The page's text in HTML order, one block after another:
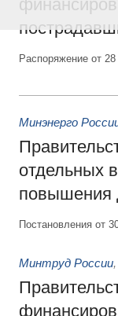
Распоряжение от
Минэнерго
отдельных
повышения
Постановления от
Минтруд России,